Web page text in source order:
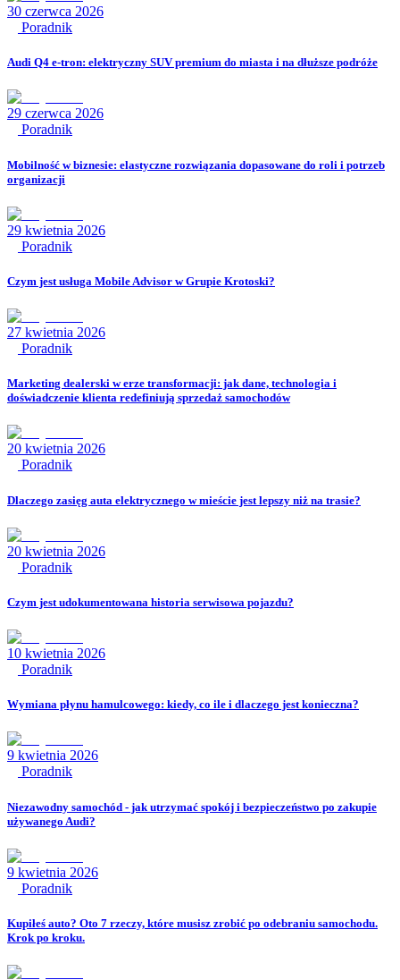
30 czerwca 2026
Poradnik
Audi Q4 e-tron: elektryczny SUV premium do miasta i na dłuższe podróże
29 czerwca 2026
Poradnik
Mobilność w biznesie: elastyczne rozwiązania dopasowane do roli i potrzeb
organizacji
29 kwietnia 2026
Poradnik
Czym jest usługa Mobile Advisor w Grupie Krotoski?
27 kwietnia 2026
Poradnik
Marketing dealerski w erze transformacji: jak dane, technologia i
doświadczenie klienta redefiniują sprzedaż samochodów
20 kwietnia 2026
Poradnik
Dlaczego zasięg auta elektrycznego w mieście jest lepszy niż na trasie?
20 kwietnia 2026
Poradnik
Czym jest udokumentowana historia serwisowa pojazdu?
10 kwietnia 2026
Poradnik
Wymiana płynu hamulcowego: kiedy, co ile i dlaczego jest konieczna?
9 kwietnia 2026
Poradnik
Niezawodny samochód - jak utrzymać spokój i bezpieczeństwo po zakupie
używanego Audi?
9 kwietnia 2026
Poradnik
Kupiłeś auto? Oto 7 rzeczy, które musisz zrobić po odebraniu samochodu.
Krok po kroku.